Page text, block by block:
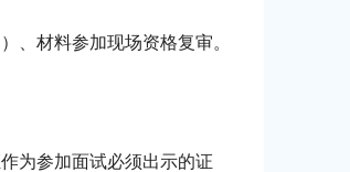
、材料参加现场资格复审。
为参加面试必须出示的证